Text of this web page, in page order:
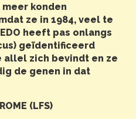
konden
ze in 1984, veel te
heeft pas onlangs
geïdentificeerd
zich bevindt en ze
de genen in dat
(LFS)